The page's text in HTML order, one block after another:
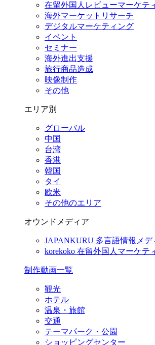
在留外国⼈レビューマーケテ
海外マーケットリサーチ
デジタルマーケティング
イベント
セミナー
海外進出支援
旅行商品造成
映像制作
その他
エリア別
グローバル
中国
台湾
香港
韓国
タイ
欧米
その他のエリア
オウンドメディア
JAPANKURU 多言語情報メデ
korekoko 在留外国人マーケテ
制作動画一覧
観光
ホテル
温泉・旅館
交通
テーマパーク・公園
ショッピングセンター